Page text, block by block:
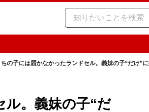
ちの子には届かなかったランドセル。義妹の子“だけ”
ル。義妹の子“だ